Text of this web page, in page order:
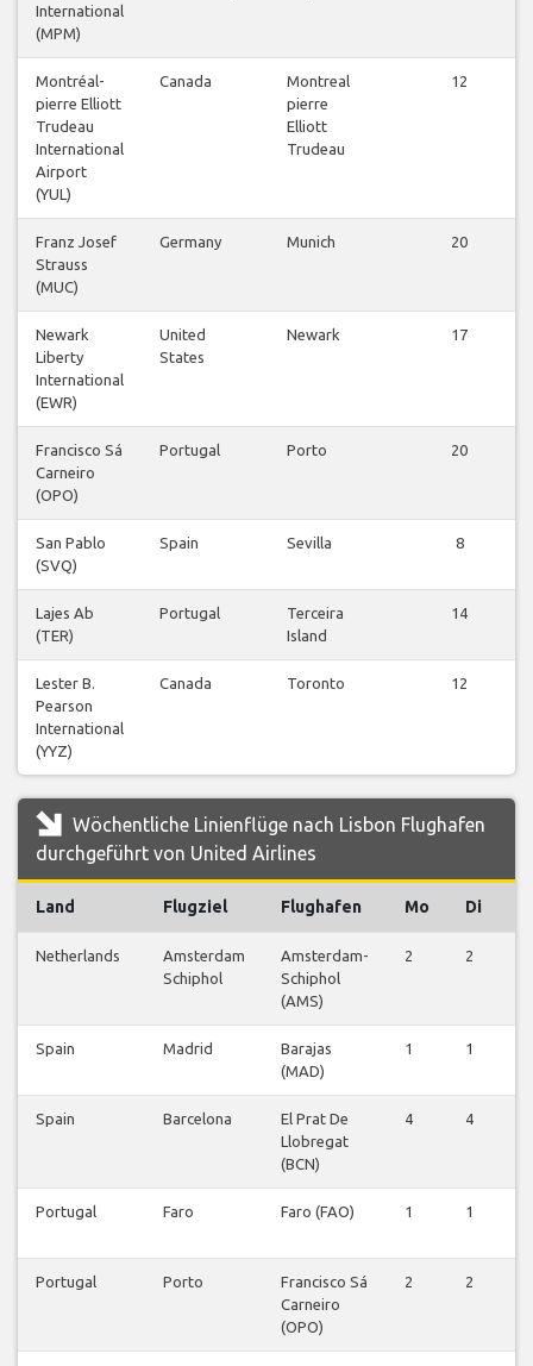
International
(MPM)
Montréal-
pierre Elliott
Trudeau
International
Airport
(YUL)
Canada
Montreal
pierre
Elliott
Trudeau
12
Franz Josef
Strauss
(MUC)
Germany Munich 20
Newark
Liberty
International
(EWR)
United
States
Newark 17
Francisco Sá
Carneiro
(OPO)
Portugal Porto 20
San Pablo
(SVQ)
Spain Sevilla 8
Lajes Ab
(TER)
Portugal
Terceira
Island
14
Lester B.
Pearson
International
(YYZ)
Canada Toronto 12
Wöchentliche Linienflüge nach Lisbon Flughafen
durchgeführt von United Airlines
Land Flugziel Flughafen Mo Di
Netherlands
Amsterdam
Schiphol
Amsterdam-
Schiphol
(AMS)
2 2
Spain Madrid
Barajas
(MAD)
1 1
Spain Barcelona
El Prat De
Llobregat
(BCN)
4 4
Portugal Faro Faro (FAO) 1 1
Portugal Porto
Francisco Sá
Carneiro
(OPO)
2 2